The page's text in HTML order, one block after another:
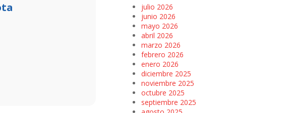
julio 2026
junio 2026
mayo 2026
abril 2026
marzo 2026
febrero 2026
enero 2026
diciembre 2025
noviembre 2025
octubre 2025
septiembre 2025